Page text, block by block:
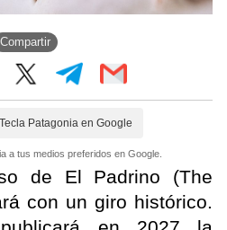
Compartir
Patagonia en Google
a tus medios preferidos en Google.
de El Padrino (The
con un giro histórico.